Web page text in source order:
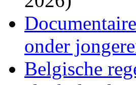
onder
Belgische